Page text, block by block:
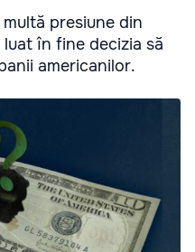
presiune din
în fine decizia să
americanilor.